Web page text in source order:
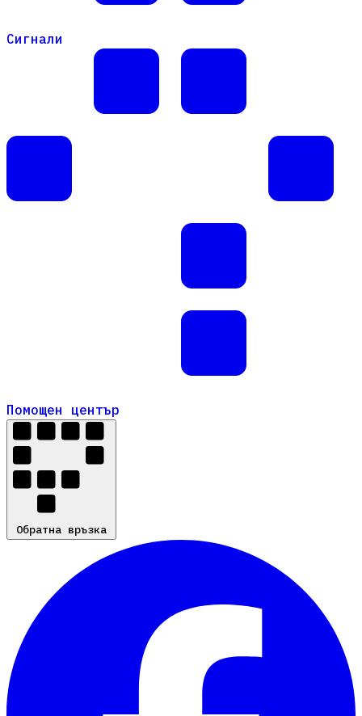
Сигнали
Помощен център
Помощен център
Обратна връзка
Обратна връзка